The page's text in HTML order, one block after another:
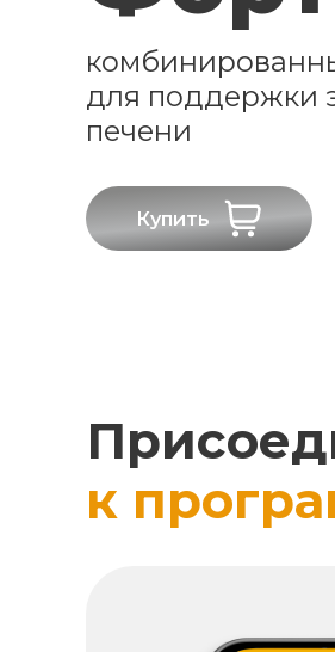
для поддержки
печени
Купить
к